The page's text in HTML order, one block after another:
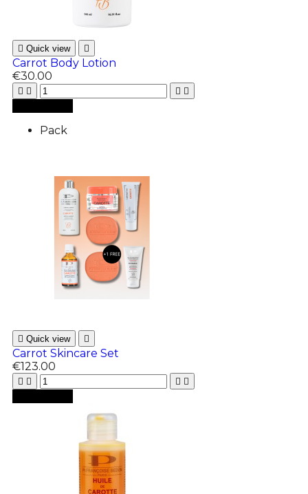
 Quick view 
Carrot Body Lotion
€30.00
   
Pack
 Quick view 
Carrot Skincare Set
€123.00
   